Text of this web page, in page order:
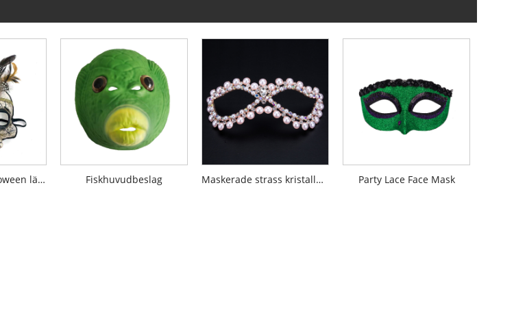
Indisk fjäder halloween läskig mask Fiskhuvudbeslag Maskerade strass kristallögonmask Party Lace Face Mask